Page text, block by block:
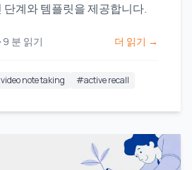
계와 템플릿을 제공합니다.
9 분 읽기 더 읽기 →
video note taking #active recall